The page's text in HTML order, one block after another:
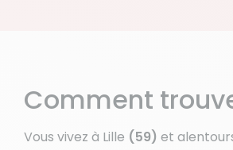
Templemars
Bersee
Comment
Vous vivez à Lille (59) et